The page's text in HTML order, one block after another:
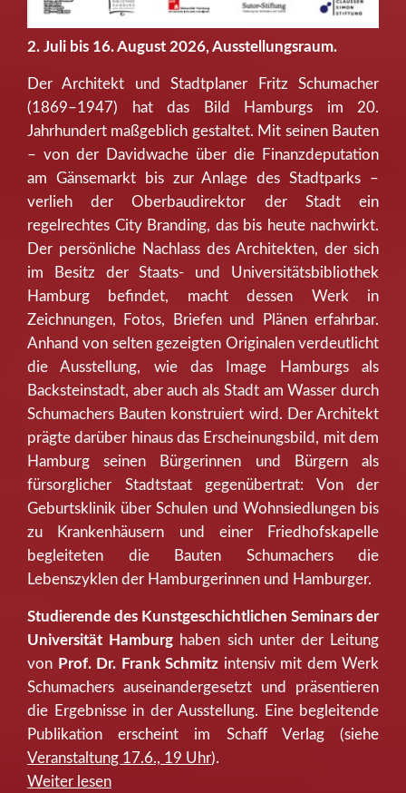
2. Juli bis 16. August 2026, Ausstellungsraum.
Der Architekt und Stadtplaner Fritz Schumacher
(1869–1947) hat das Bild Hamburgs im 20.
Jahrhundert maßgeblich gestaltet. Mit seinen Bauten
– von der Davidwache über die Finanzdeputation
am Gänsemarkt bis zur Anlage des Stadtparks –
verlieh der Oberbaudirektor der Stadt ein
regelrechtes City Branding, das bis heute nachwirkt.
Der persönliche Nachlass des Architekten, der sich
im Besitz der Staats- und Universitätsbibliothek
Hamburg befindet, macht dessen Werk in
Zeichnungen, Fotos, Briefen und Plänen erfahrbar.
Anhand von selten gezeigten Originalen verdeutlicht
die Ausstellung, wie das Image Hamburgs als
Backsteinstadt, aber auch als Stadt am Wasser durch
Schumachers Bauten konstruiert wird. Der Architekt
prägte darüber hinaus das Erscheinungsbild, mit dem
Hamburg seinen Bürgerinnen und Bürgern als
fürsorglicher Stadtstaat gegenübertrat: Von der
Geburtsklinik über Schulen und Wohnsiedlungen bis
zu Krankenhäusern und einer Friedhofskapelle
begleiteten die Bauten Schumachers die
Lebenszyklen der Hamburgerinnen und Hamburger.
Studierende des Kunstgeschichtlichen Seminars der
Universität Hamburg haben sich unter der Leitung
von Prof. Dr. Frank Schmitz intensiv mit dem Werk
Schumachers auseinandergesetzt und präsentieren
die Ergebnisse in der Ausstellung. Eine begleitende
Publikation erscheint im Schaff Verlag (siehe
Veranstaltung 17.6., 19 Uhr).
Weiter lesen“Ausstellung: